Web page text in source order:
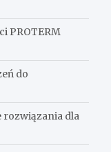
PROTERM
do
rozwiązania dla